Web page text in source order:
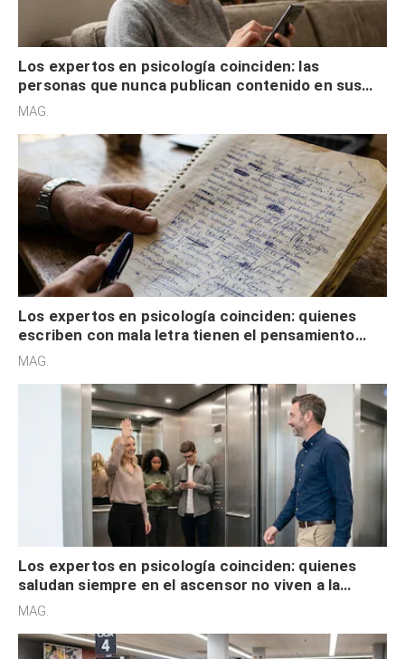
Los expertos en psicología coinciden: las
personas que nunca publican contenido en sus
redes sociales no pretenden buscar validación
MAG.
Los expertos en psicología coinciden: quienes
escriben con mala letra tienen el pensamiento
acelerado y no lo hacen por desinterés
MAG.
Los expertos en psicología coinciden: quienes
saludan siempre en el ascensor no viven a la
defensiva y tienen apertura social
MAG.